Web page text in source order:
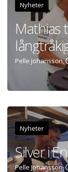
Nyheter
Mathias
Pelle Johansson,
Nyheter
Silver i
Pelle Johansson,